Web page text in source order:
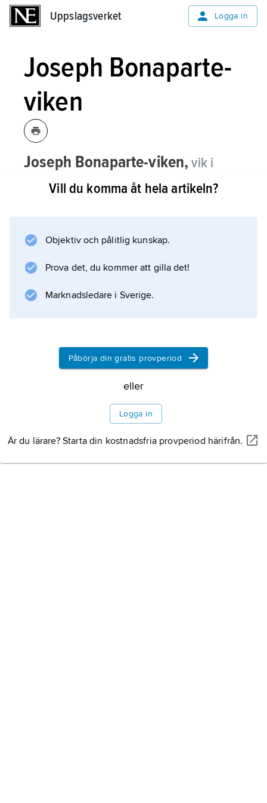
Uppslagsverket Logga in
Joseph Bonaparte-
viken
Joseph Bonaparte-viken, vik i
nordvästra Australien; för belägenhet se
landskarta Australien.
Information om artikeln
Vill du komma åt hela artikeln?
Objektiv och pålitlig kunskap.
Prova det, du kommer att gilla det!
Marknadsledare i Sverige.
Påbörja din gratis provperiod
eller
Logga in
Är du lärare? Starta din kostnadsfria provperiod härifrån.